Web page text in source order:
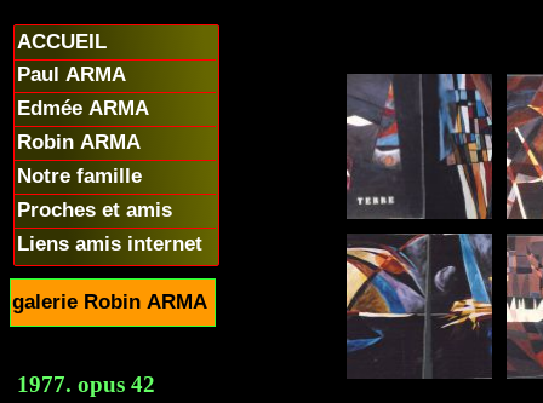
1977. opus 42
ACCUEIL
Paul ARMA
Edmée ARMA
Robin ARMA
Notre famille
Proches et amis
Liens amis internet
galerie Robin ARMA